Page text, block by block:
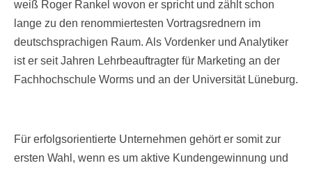
weiß Roger Rankel wovon er spricht und zählt schon
lange zu den renommiertesten Vortragsrednern im
deutschsprachigen Raum. Als Vordenker und Analytiker
ist er seit Jahren Lehrbeauftragter für Marketing an der
Fachhochschule Worms und an der Universität Lüneburg.
Für erfolgsorientierte Unternehmen gehört er somit zur
ersten Wahl, wenn es um aktive Kundengewinnung und